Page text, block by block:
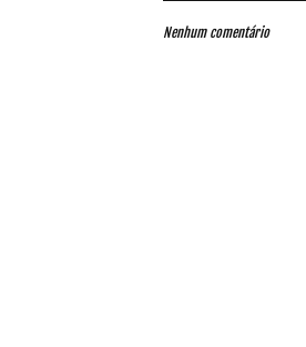
Nenhum comentário